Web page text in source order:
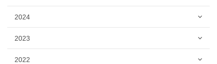
2024
2023
2022